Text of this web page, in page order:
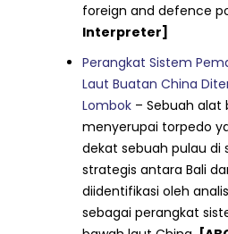
foreign and defence
Interpreter]
Perangkat Sistem
Laut Buatan China
Lombok – Sebuah alat
menyerupai torpedo
dekat sebuah pulau di
strategis antara Bali
diidentifikasi oleh
sebagai perangkat